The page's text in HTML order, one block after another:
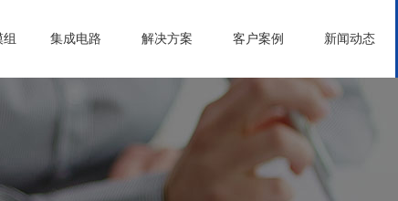
集成电路 解决方案 客户案例 新闻动态